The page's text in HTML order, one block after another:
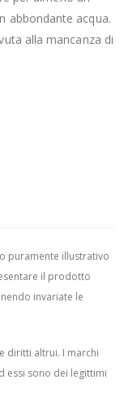
abbondante acqua.
alla mancanza di
puramente illustrativo
il prodotto
invariate le
diritti altrui. I marchi
essi sono dei legittimi